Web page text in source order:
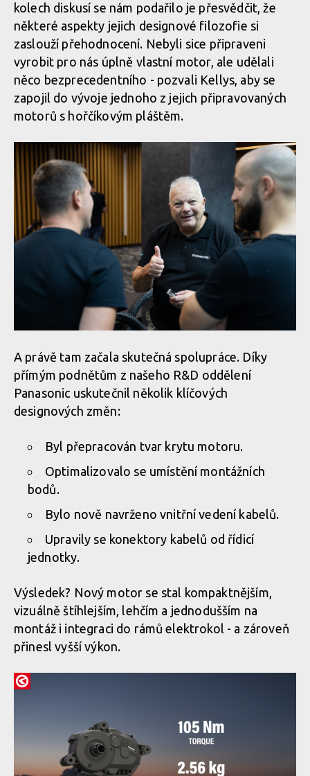
kolech diskusí se nám podařilo je přesvědčit, že
některé aspekty jejich designové filozofie si
zaslouží přehodnocení. Nebyli sice připraveni
vyrobit pro nás úplně vlastní motor, ale udělali
něco bezprecedentního - pozvali Kellys, aby se
zapojil do vývoje jednoho z jejich připravovaných
motorů s hořčíkovým pláštěm.
A právě tam začala skutečná spolupráce. Díky
přímým podnětům z našeho R&D oddělení
Panasonic uskutečnil několik klíčových
designových změn:
Byl přepracován tvar krytu motoru.
Optimalizovalo se umístění montážních
bodů.
Bylo nově navrženo vnitřní vedení kabelů.
Upravily se konektory kabelů od řídicí
jednotky.
Výsledek? Nový motor se stal kompaktnějším,
vizuálně štíhlejším, lehčím a jednodušším na
montáž i integraci do rámů elektrokol - a zároveň
přinesl vyšší výkon.